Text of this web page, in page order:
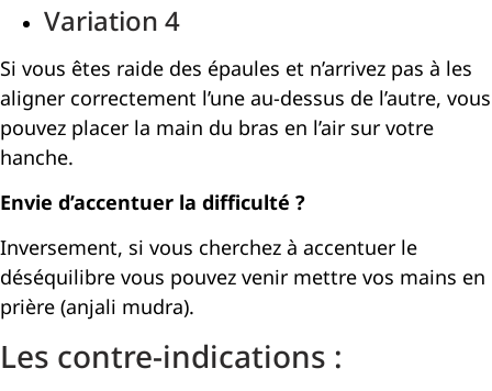
Variation 4
Si vous êtes raide des épaules et n’arrivez pas à les
aligner correctement l’une au-dessus de l’autre, vous
pouvez placer la main du bras en l’air sur votre
hanche.
Envie d’accentuer la difficulté ?
Inversement, si vous cherchez à accentuer le
déséquilibre vous pouvez venir mettre vos mains en
prière (anjali mudra).
Les contre-indications :